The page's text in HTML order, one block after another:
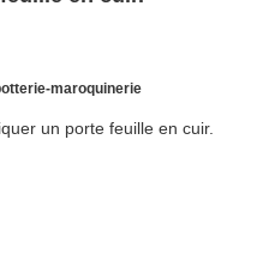
maroquinerie